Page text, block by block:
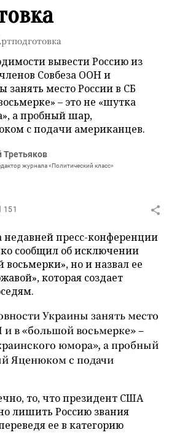
вывести Россию из
Совбеза ООН и
занять место России в СБ
– это не «шутка
а пробный шар,
с подачи американцев.
Третьяков
журнала «Политический класс»
151
недавней пресс-конференции
сообщил об исключении
восьмерки», но и назвал ее
которая создает
Украины занять место
в «большой восьмерке» –
юмора», а пробный
Яценюком с подачи
то, что президент США
лишить Россию звания
ее в категорию